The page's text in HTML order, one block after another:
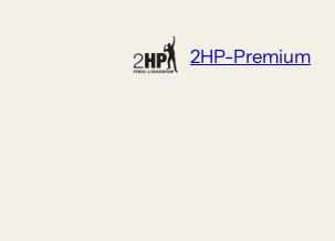
2HP-Premium